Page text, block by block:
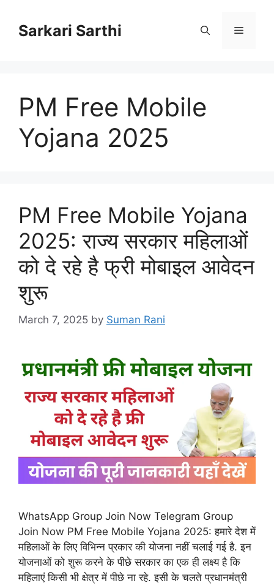
contentSarkari Sarthi Menu
PM Free Mobile
Yojana 2025
PM Free Mobile Yojana
2025: राज्य सरकार महिलाओं
को दे रहे है फ्री मोबाइल आवेदन
शुरू
March 7, 2025 by Suman Rani
WhatsApp Group Join Now Telegram Group
Join Now PM Free Mobile Yojana 2025: हमारे देश में
महिलाओं के लिए विभिन्न प्रकार की योजना नहीं चलाई गई है. इन
योजनाओं को शुरू करने के पीछे सरकार का एक ही लक्ष्य है कि
महिलाएं किसी भी क्षेत्र में पीछे ना रहे. इसी के चलते प्रधानमंत्री